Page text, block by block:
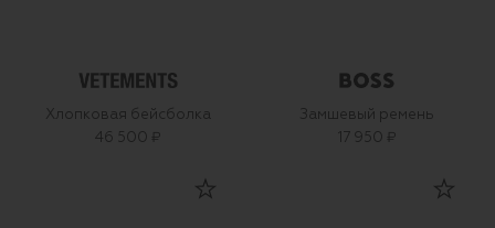
Хлопковая бейсболка
46 500 ₽
Замшевый ремень
17 950 ₽